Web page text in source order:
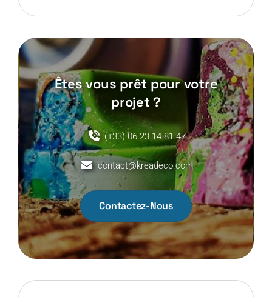
Êtes vous prêt pour votre
projet ?
(+33) 06.23.14.81.47
contact@kreadeco.com
Contactez-Nous